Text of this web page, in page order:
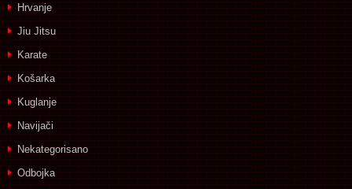
Hrvanje
Jiu Jitsu
Karate
Košarka
Kuglanje
Navijači
Nekategorisano
Odbojka